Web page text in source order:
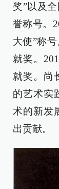
奖”以及
誉称号。
大使”称
就奖。
就奖。尚
的艺术实
术的新发
出贡献。